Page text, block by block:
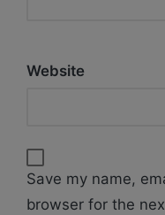
Website
Save my name,
browser for the